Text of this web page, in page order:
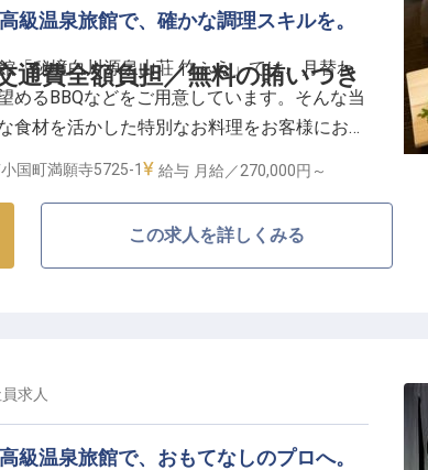
通費全額負担／無料の賄いつき
級温泉旅館で、確かな調理スキルを。
秘境白川源泉山荘 竹ふえ」では、月替わ
めるBBQなどをご用意しています。そんな当
材を活かした特別なお料理をお客様にお届
ワビなど、触れることが少ない高級食材を
です。
額支給 etc.
国町満願寺5725-1 給与 月給／270,000円～
この求人を詳しくみる
求人
級温泉旅館で、おもてなしのプロへ。